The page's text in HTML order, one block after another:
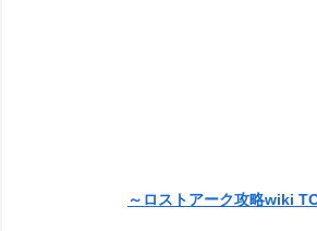
～ロストアーク攻略wiki